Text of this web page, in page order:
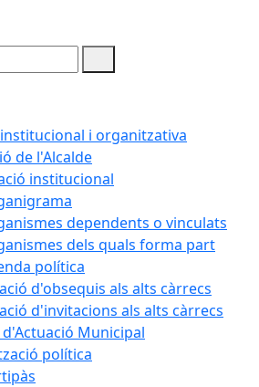
i organitzativa
de l'Alcalde
institucional
dependents o vinculats
dels quals forma part
política
d'obsequis als alts càrrecs
d'invitacions als alts càrrecs
d'Actuació Municipal
política